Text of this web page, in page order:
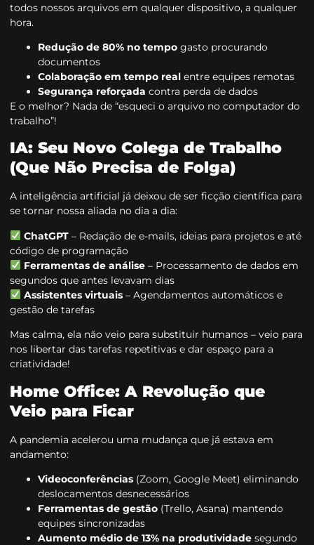
todos nossos arquivos em qualquer dispositivo, a qualquer
hora.
Redução de 80% no tempo gasto procurando
documentos
Colaboração em tempo real entre equipes remotas
Segurança reforçada contra perda de dados
E o melhor? Nada de “esqueci o arquivo no computador do
trabalho”!
IA: Seu Novo Colega de Trabalho
(Que Não Precisa de Folga)
A inteligência artificial já deixou de ser ficção científica para
se tornar nossa aliada no dia a dia:
ChatGPT– Redação de e-mails, ideias para projetos e até
código de programação
Ferramentas de análise– Processamento de dados em
segundos que antes levavam dias
Assistentes virtuais– Agendamentos automáticos e
gestão de tarefas
Mas calma, ela não veio para substituir humanos – veio para
nos libertar das tarefas repetitivas e dar espaço para a
criatividade!
Home Office: A Revolução que
Veio para Ficar
A pandemia acelerou uma mudança que já estava em
andamento:
Videoconferências (Zoom, Google Meet) eliminando
deslocamentos desnecessários
Ferramentas de gestão (Trello, Asana) mantendo
equipes sincronizadas
Aumento médio de 13% na produtividade segundo